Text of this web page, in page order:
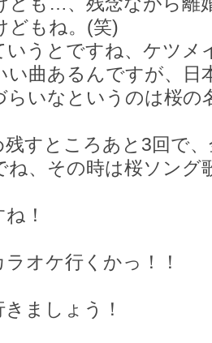
どもね。(笑)
いうとですね、ケツメ
い曲あるんですが、日
らいなというのは桜の
残すところあと3回で
ね、その時は桜ソング
！
オケ行くかっ！！
ましょう！